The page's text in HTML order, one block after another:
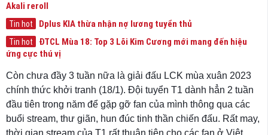
Akali reroll
Tin hot Dplus KIA thừa nhận nợ lương tuyển thủ
Tin hot
ĐTCL Mùa 18: Top 3 Lõi Kim Cương mới mang đến hiệu
ứng cực thú vị
Còn chưa đầy 3 tuần nữa là giải đấu LCK mùa xuân 2023
chính thức khởi tranh (18/1). Đội tuyển T1 dành hẳn 2 tuần
đầu tiên trong năm để gặp gỡ fan của mình thông qua các
buổi stream, thư giãn, hun đúc tinh thần chiến đấu. Rất may,
thời gian stream của T1 rất thuận tiện cho các fan ở Việt